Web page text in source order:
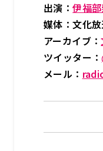
出演：伊福
媒体：文化
アーカイブ：
ツイッター：
メール：